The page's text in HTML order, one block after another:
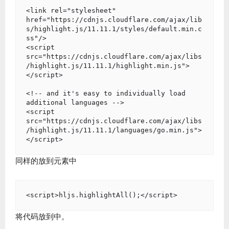
<link rel="stylesheet"
href="https://cdnjs.cloudflare.com/ajax/lib
s/highlight.js/11.11.1/styles/default.min.c
ss"/>
<script
src="https://cdnjs.cloudflare.com/ajax/libs
/highlight.js/11.11.1/highlight.min.js">
</script>
<!-- and it's easy to individually load
additional languages -->
<script
src="https://cdnjs.cloudflare.com/ajax/libs
/highlight.js/11.11.1/languages/go.min.js">
同样的放到元素中
将代码放到中。